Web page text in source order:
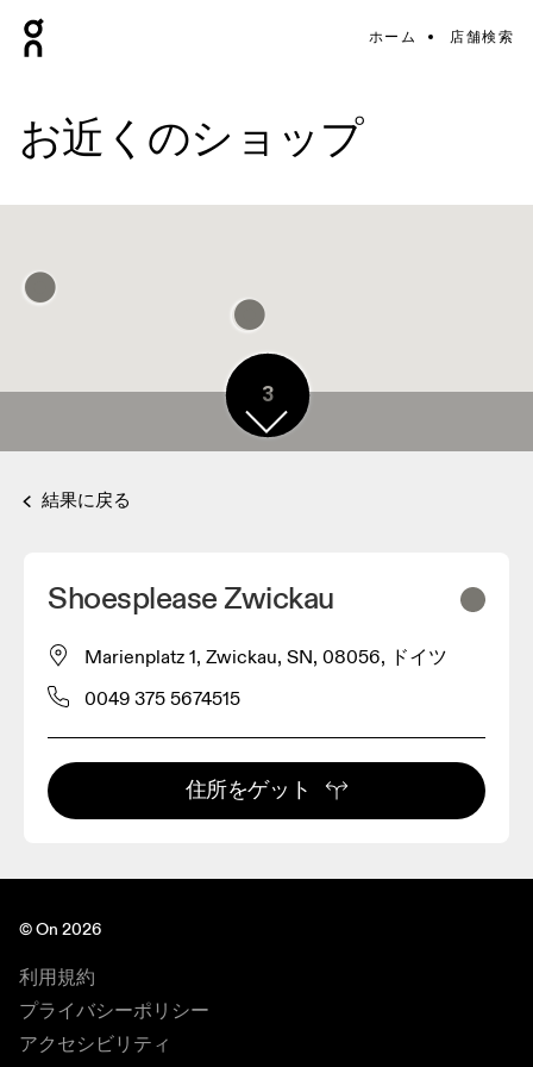
ホーム 店舗検索
お近くのショップ
3
結果に戻る
Shoesplease Zwickau
Marienplatz 1, Zwickau, SN, 08056, ドイツ
0049 375 5674515
住所をゲット
© On 2026
利用規約
プライバシーポリシー
アクセシビリティ